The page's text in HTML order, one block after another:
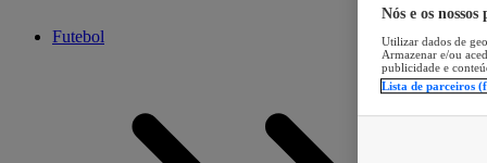
Futebol
Nós e os
Utilizar dados de
Armazenar e/ou
publicidade e
Lista de parceiros